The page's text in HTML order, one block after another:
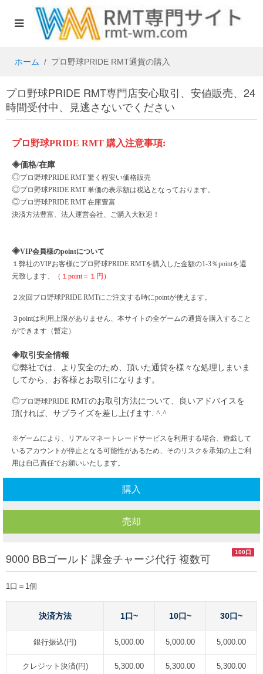
ホーム プロ野球PRIDE RMT通貨の購入
プロ野球PRIDE RMT専門店安心取引、安値販売、24
時間受付中、見逃さないでください
プロ野球PRIDE RMT 購入注意事項:
◈価格/在庫
◎プロ野球PRIDE RMT 驚く程安い価格販売
◎プロ野球PRIDE RMT 単価の表示額は税込となっております。
◎プロ野球PRIDE RMT 在庫豊富
決済方法豊富、法人運営会社、ご購入大歓迎！
◈VIP会員様のpointについて
１弊社のVIPお客様にプロ野球PRIDE RMTを購入した金額の1-3％pointを還
元致します、
（１ point＝１円）
２次回 プロ野球PRIDE RMTにご注文する時にpointが使えます。
３ pointは利用上限がありません、本サイトの全ゲームの通貨を購入すること
ができます（暫定）
◈取引安全情報
◎弊社では、より安全のため、頂いた通貨を様々な処理しまいま
してから、お客様とお取引になります。
◎プロ野球PRIDE RMTのお取引方法について、良いアドバイスを
頂ければ、サプライズを差し上げます. ^.^
※ゲームにより、リアルマネートレードサービスを利用する場合、遊戯して
いるアカウントが停止となる可能性があるため、そのリスクを承知の上ご利
用は自己責任でお願いいたします。
購入
売却
100口
9000 BBゴールド 課金チャージ代行 複数可
1口＝1個
決済方法 1口~ 10口~ 30口~
銀行振込(円) 5,000.00 5,000.00 5,000.00
クレジット決済(円) 5,300.00 5,300.00 5,300.00